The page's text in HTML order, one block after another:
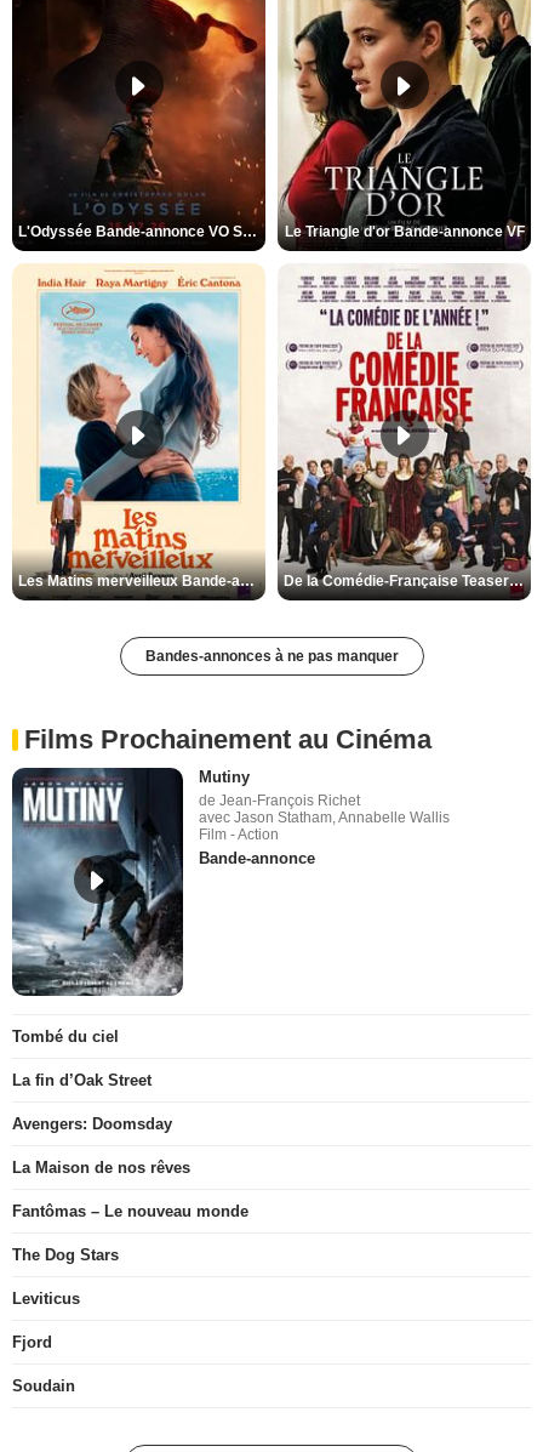
L'Odyssée Bande-annonce VO STFR Le Triangle d'or Bande-annonce VF
Les Matins merveilleux Bande-annonce VF De la Comédie-Française Teaser VF
Bandes-annonces à ne pas manquer
Films Prochainement au Cinéma
Mutiny
de Jean-François Richet
avec Jason Statham, Annabelle Wallis
Film - Action
Bande-annonce
Tombé du ciel
La fin d’Oak Street
Avengers: Doomsday
La Maison de nos rêves
Fantômas – Le nouveau monde
The Dog Stars
Leviticus
Fjord
Soudain